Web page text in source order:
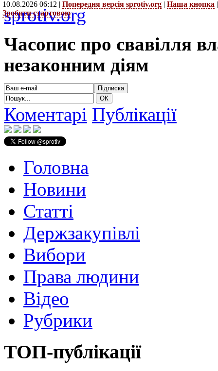
10.08.2026 06:12 | Попередня версія sprotiv.org | Наша кнопка
Зробити стартовою
sprotiv.org
Часопис про свавілля
незаконним діям
Коментарі Публікації
Головна
Новини
Статті
Держзакупівлі
Вибори
Права людини
Відео
Рубрики
ТОП-публікації